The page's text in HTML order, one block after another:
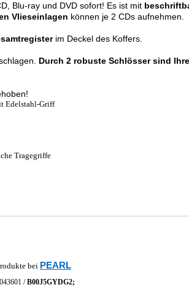
Blu-ray und DVD sofort! Es ist mit
Vlieseinlagen können je 2 CDs aufnehmen.
im Deckel des Koffers.
Durch 2 robuste Schlösser sind
Edelstahl-Griff
Tragegriffe
bei PEARL
/B00J5GYDG2;